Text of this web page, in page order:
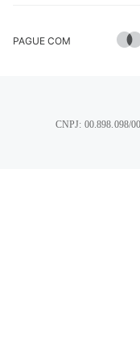
PAGUE COM
CNPJ: 00.898.098/